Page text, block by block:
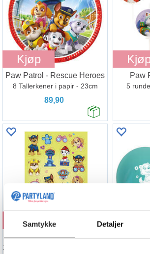
Samtykke Detaljer
Kjøp
Paw Patrol - Rescue Heroes
8 Tallerkener i papir - 23cm
89,90
Paw
5
Kjøp
Paw Patrol